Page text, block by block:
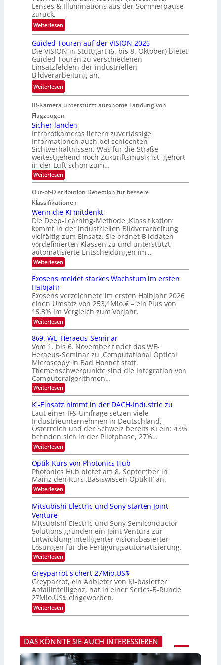
e
c
h
i
k
t
i
s
c
h
e
n
4
K
-
M
e
m
s
u
n
d
M
a
n
t
i
S
p
e
c
t
r
g
r
e
z
t
e
M
ö
g
l
i
c
h
k
e
i
t
e
Lenses & Illuminations aus der Sommerpause
zurück.
Weiterlesen:
R
ü
c
k
k
e
h
d
e
r
i
n
V
I
S
I
O
N
T
e
c
h
T
a
l
k
Guided Touren auf der VISION 2026
Die VISION in Stuttgart (6. bis 8. Oktober) bietet
Guided Touren zu verschiedenen
Einsatzfeldern der industriellen
Bildverarbeitung an.
Weiterlesen:
G
u
i
d
e
d
T
o
u
r
u
d
e
r
V
S
O
N
2
0
2
6
IR-Kamera unterstützt autonome Landung von
Flugzeugen
Sicher landen
Infrarotkameras liefern zuverlässige
Informationen auch bei schlechten
Sichtverhältnissen. Was für die Straße
weitestgehend noch Zukunftsmusik ist, gehört
in der Luft schon zum…
Weiterlesen:
S
c
h
l
a
n
d
e
n
Out-of-Distribution Detection für bessere
Klassifikationen
Wenn die KI mitdenkt
Die Deep-Learning-Methode ‚Klassifikation‘
kommt in der industriellen Bildverarbeitung
vielfältig zum Einsatz. Sie ordnet Bilddaten
vordefinierten Klassen zu und unterstützt
automatisierte Entscheidungen im…
Weiterlesen:
W
n
d
i
e
K
I
m
i
t
d
e
n
k
t
Exosens meldet starkes Wachstum im ersten
Halbjahr
Exosens verzeichnete im ersten Halbjahr 2026
einen Umsatz von 253,1Mio.€ – ein Plus von
15,3% im Vergleich zum Vorjahr.
Weiterlesen:
E
x
o
s
e
n
s
m
e
l
d
e
t
s
t
a
r
k
e
W
a
c
h
s
u
i
m
e
r
s
t
e
n
H
a
l
b
j
a
869. WE-Heraeus-Seminar
Vom 1. bis 6. November findet das WE-
Heraeus-Seminar zu ‚Computational Optical
Microscopy‘ in Bad Honnef statt.
Themenschwerpunkte sind die Integration von
Computeralgorithmen…
Weiterlesen:
8
9
.
W
E
-
H
e
r
a
e
u
s
-
S
e
n
a
r
KI-Einsatz nimmt in der DACH-Industrie zu
Laut einer IFS-Umfrage setzen viele
Industrieunternehmen in Deutschland,
Österreich und der Schweiz bereits KI ein: 43%
befinden sich in der Pilotphase, 27%…
Weiterlesen:
K
-
E
i
n
s
t
n
m
m
t
i
n
d
e
r
D
A
C
H
d
u
s
Optik-Kurs von Photonics Hub
Photonics Hub bietet am 8. September in
Mainz den Kurs ‚Basiswissen Optik II‘ an.
Weiterlesen:
O
p
t
k
-
K
u
r
s
v
o
n
P
h
o
t
o
c
s
H
u
Mitsubishi Electric und Sony starten Joint
Venture
Mitsubishi Electric und Sony Semiconductor
Solutions gründen ein Joint Venture zur
Entwicklung intelligenter visionsbasierter
Lösungen für die Fertigungsautomatisierung.
Weiterlesen:
M
t
s
u
b
i
s
h
l
e
c
Greyparrot sichert 27Mio.US$
Greyparrot, ein Anbieter von KI-basierter
Abfallintelligenz, hat in einer Series-B-Runde
27Mio.US$ eingeworben.
Weiterlesen:
G
y
p
a
r
DAS KÖNNTE SIE AUCH INTERESSIEREN